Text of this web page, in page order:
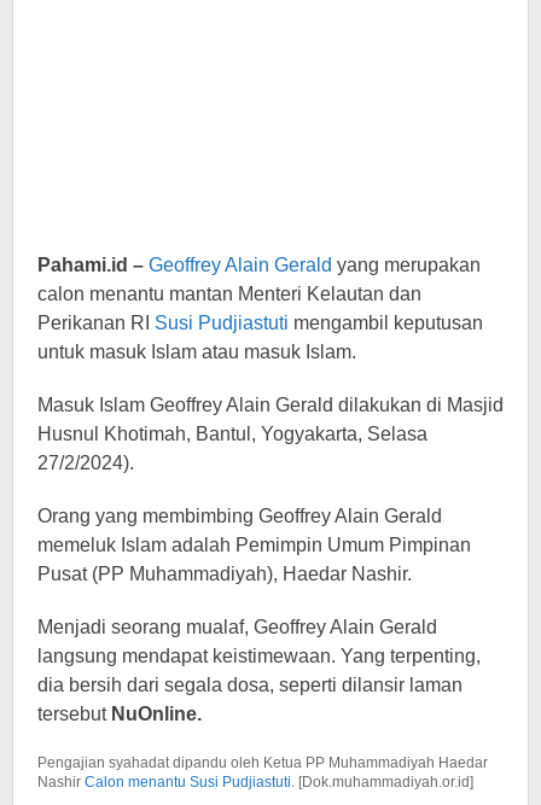
Pahami.id – Geoffrey Alain Gerald yang merupakan
calon menantu mantan Menteri Kelautan dan
Perikanan RI Susi Pudjiastuti mengambil keputusan
untuk masuk Islam atau masuk Islam.
Masuk Islam Geoffrey Alain Gerald dilakukan di Masjid
Husnul Khotimah, Bantul, Yogyakarta, Selasa
27/2/2024).
Orang yang membimbing Geoffrey Alain Gerald
memeluk Islam adalah Pemimpin Umum Pimpinan
Pusat (PP Muhammadiyah), Haedar Nashir.
Menjadi seorang mualaf, Geoffrey Alain Gerald
langsung mendapat keistimewaan. Yang terpenting,
dia bersih dari segala dosa, seperti dilansir laman
tersebutNuOnline.
Pengajian syahadat dipandu oleh Ketua PP Muhammadiyah Haedar
Nashir Calon menantu Susi Pudjiastuti. [Dok.muhammadiyah.or.id]